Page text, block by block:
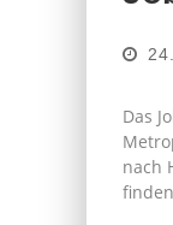
Das
nach